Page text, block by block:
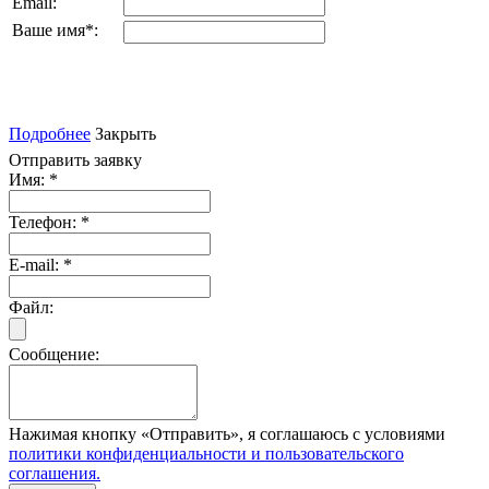
Ваше имя*:
Подробнее Закрыть
Отправить заявку
Имя: *
Телефон: *
E-mail: *
Файл:
Сообщение:
Нажимая кнопку «Отправить», я соглашаюсь с условиями
политики конфиденциальности и пользовательского
соглашения.